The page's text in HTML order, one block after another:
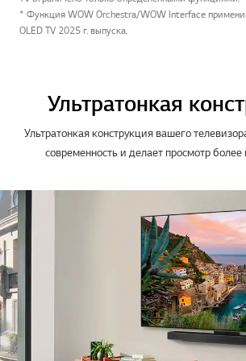
* Функция WOW Orchestra/WOW Interface
OLED TV 2025 г. выпуска.
Ультратонкая
Ультратонкая конструкция вашего
современность и делает просмотр